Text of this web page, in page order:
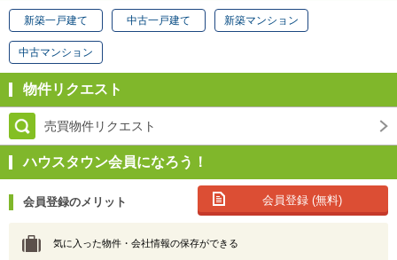
新築一戸建て 中古一戸建て 新築マンション
中古マンション
物件リクエスト
売買物件リクエスト
ハウスタウン会員になろう！
会員登録のメリット 会員登録 (無料)
気に入った物件・会社情報の保存ができる